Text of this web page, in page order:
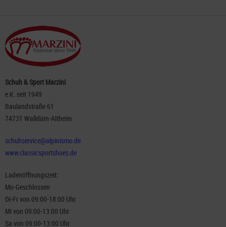
Schuh & Sport Marzini
e.K. seit 1949
Baulandstraße 61
74731 Walldürn-Altheim
schuhservice@alpinismo.de
www.classicsportshoes.de
Ladenöffnungszeit:
Mo-Geschlossen
Di-Fr von 09:00-18:00 Uhr
Mi von 09:00-13:00 Uhr
Sa von 09:00-13:00 Uhr